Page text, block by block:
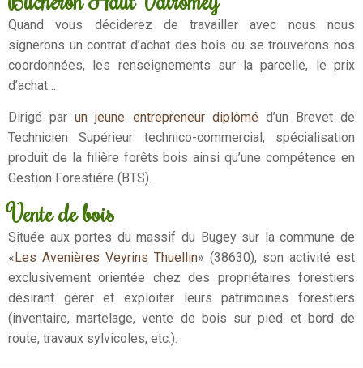
Quand vous déciderez de travailler avec nous nous
signerons un contrat d’achat des bois ou se trouverons nos
coordonnées, les renseignements sur la parcelle, le prix
d’achat…
Dirigé parun jeune entrepreneur diplômé d’un Brevet de
Technicien Supérieur technico-commercial, spécialisation
produit de la filière forêts bois ainsi qu’une compétence en
Gestion Forestière (BTS).
Vente de bois
Située aux portes du massif du Bugey sur la commune de
« Les Avenières Veyrins Thuellin» (38630), son activité est
exclusivement orientée chez des propriétaires forestiers
désirant gérer et exploiter leurs patrimoines forestiers
(inventaire, martelage, vente de bois sur pied et bord de
route, travaux sylvicoles, etc.).